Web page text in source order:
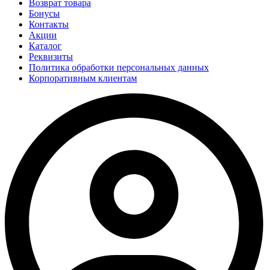
Возврат товара
Бонусы
Контакты
Акции
Каталог
Реквизиты
Политика обработки персональных данных
Корпоративным клиентам